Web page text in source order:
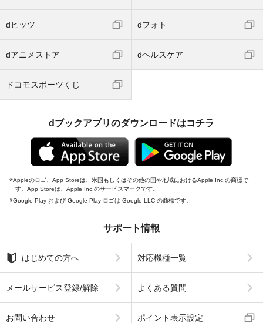
dヒッツ dフォト
dアニメストア dヘルスケア
ドコモスポーツくじ
dブックアプリのダウンロードはコチラ
Appleのロゴ、App Storeは、米国もしくはその他の国や地域におけるApple Inc.の商標で
す。App Storeは、Apple Inc.のサービスマークです。
Google Play および Google Play ロゴは Google LLC の商標です。
サポート情報
はじめての方へ 対応機種一覧
メールサービス登録/解除 よくある質問
お問い合わせ ポイント表示設定